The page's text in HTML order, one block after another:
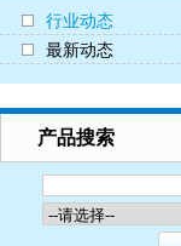
行业动态
最新动态
产品搜索